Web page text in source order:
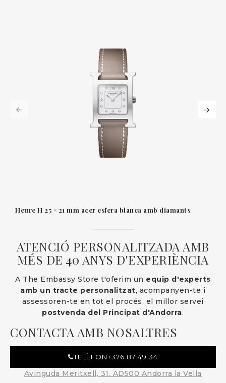
Heure H 25 × 21 mm acer esfera blanca amb diamants
ATENCIÓ PERSONALITZADA AMB
MÉS DE 40 ANYS D'EXPERIÈNCIA
A The Embassy Store t'oferim un equip d'experts
amb un tracte personalitzat, acompanyen-te i
assessoren-te en tot el procés, el millor servei
postvenda del Principat d'Andorra.
CONTACTA AMB NOSALTRES
TELÈFON+376 87 49 34
Avinguda Meritxell, 31. AD500 Andorra la Vella